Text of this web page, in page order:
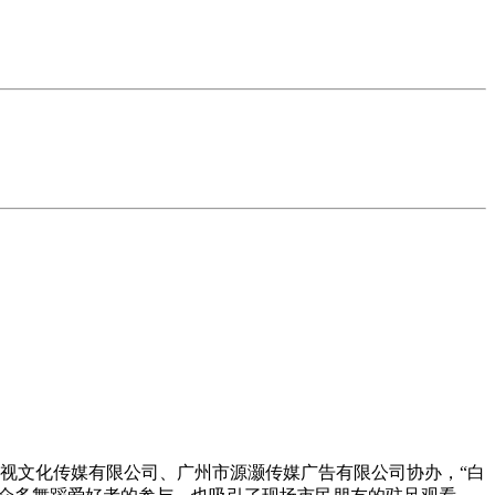
文化传媒有限公司、广州市源灏传媒广告有限公司协办，“白